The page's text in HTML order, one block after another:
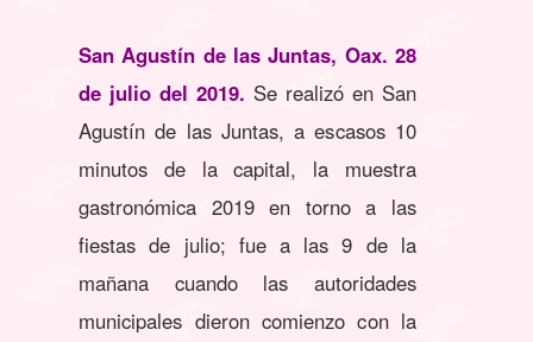
San Agustín de las Juntas, Oax. 28
de julio del 2019. Se realizó en San
Agustín de las Juntas, a escasos 10
minutos de la capital, la muestra
gastronómica 2019 en torno a las
fiestas de julio; fue a las 9 de la
mañana cuando las autoridades
municipales dieron comienzo con la